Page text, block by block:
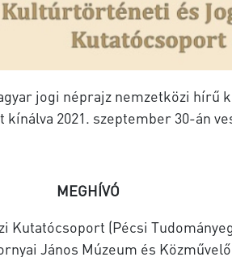
jogi néprajz nemzetközi
2021. szeptember 30-án
MEGHÍVÓ
(Pécsi
János Múzeum és